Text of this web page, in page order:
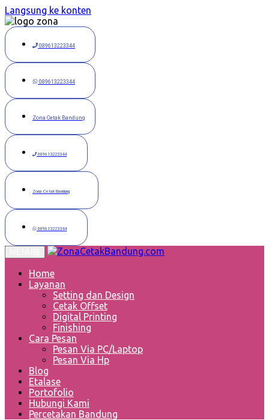
Langsung ke konten
089613223344
089613223344
Zona Cetak Bandung
089613223344
Zona Cetak Bandung
089613223344
Home
Layanan
Setting dan Design
Cetak Offset
Digital Printing
Finishing
Cara Pesan
Pesan Via PC/Laptop
Pesan Via Hp
Blog
Etalase
Portofolio
Hubungi Kami
Percetakan Bandung